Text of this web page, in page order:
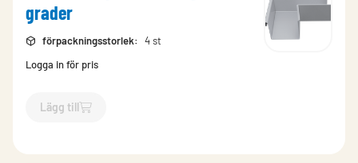
grader
förpackningsstorlek:
4 st
Logga in för pris
Lägg till
`$Lägg till